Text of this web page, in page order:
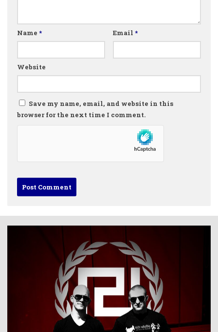
Name * Email *
Website
Save my name, email, and website in this
browser for the next time I comment.